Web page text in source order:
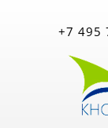
+7 495